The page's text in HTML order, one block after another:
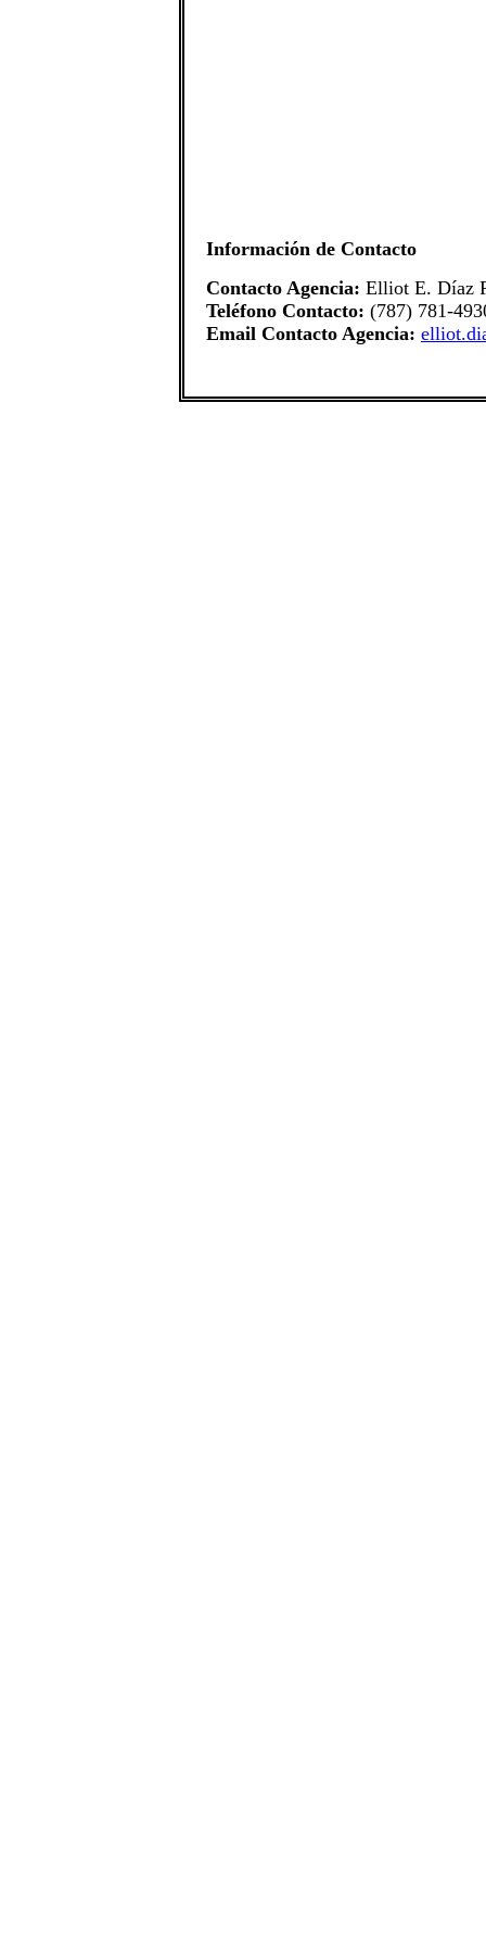
Información de Contacto
Contacto Agencia: Elliot E. Díaz
Teléfono Contacto: (787) 781-
Email Contacto Agencia: